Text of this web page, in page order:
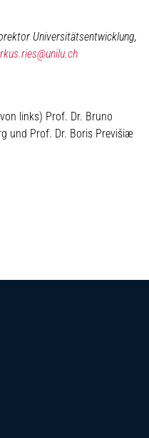
Universitätsentwicklung,
links) Prof. Dr. Bruno
und Prof. Dr. Boris Previšiæ